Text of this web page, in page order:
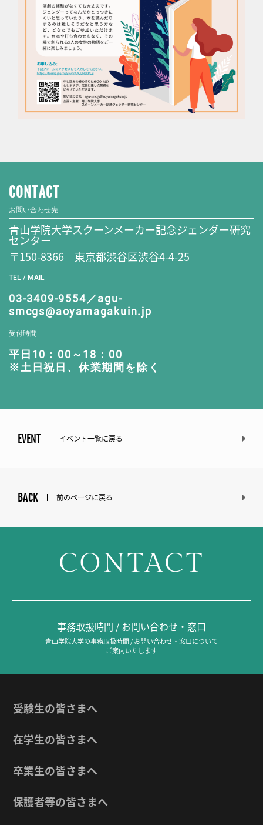
CONTACT
お問い合わせ先
青山学院大学スクーンメーカー記念ジェンダー研究
センター
〒150-8366 東京都渋谷区渋谷4-4-25
TEL / MAIL
03-3409-9554／agu-
smcgs@aoyamagakuin.jp
受付時間
平日10：00～18：00
※土日祝日、休業期間を除く
EVENT イベント一覧に戻る
BACK 前のページに戻る
CONTACT
事務取扱時間 / お問い合わせ・窓口
青山学院大学の事務取扱時間 / お問い合わせ・窓口について
ご案内いたします
受験生の皆さまへ
在学生の皆さまへ
卒業生の皆さまへ
保護者等の皆さまへ